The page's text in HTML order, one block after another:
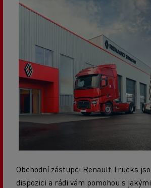
Obchodní zástupci Renault Trucks
dispozici a rádi vám pomohou s